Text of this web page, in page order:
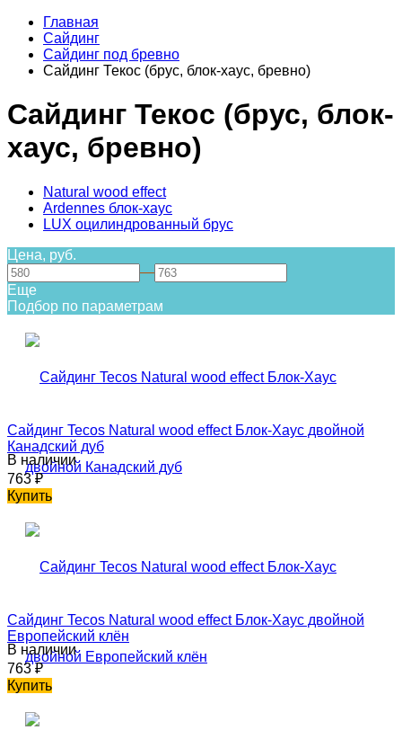
Главная
Сайдинг
Сайдинг под бревно
Сайдинг Текос (брус, блок-хаус, бревно)
Сайдинг Текос (брус, блок-
хаус, бревно)
Natural wood effect
Ardennes блок-хаус
LUX оцилиндрованный брус
Цена, руб.
—
Еще
Подбор по параметрам
Сайдинг Tecos Natural wood effect Блок-Хаус двойной
Канадский дуб
В наличии
763₽
Купить
Сайдинг Tecos Natural wood effect Блок-Хаус двойной
Европейский клён
В наличии
763₽
Купить